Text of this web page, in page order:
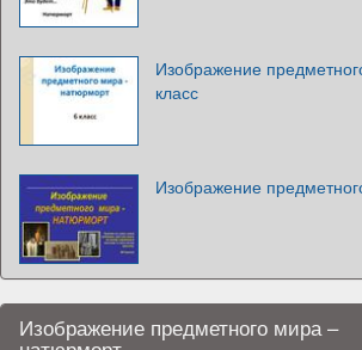
Изображение
класс
Изображение
Изображение предметного мира –